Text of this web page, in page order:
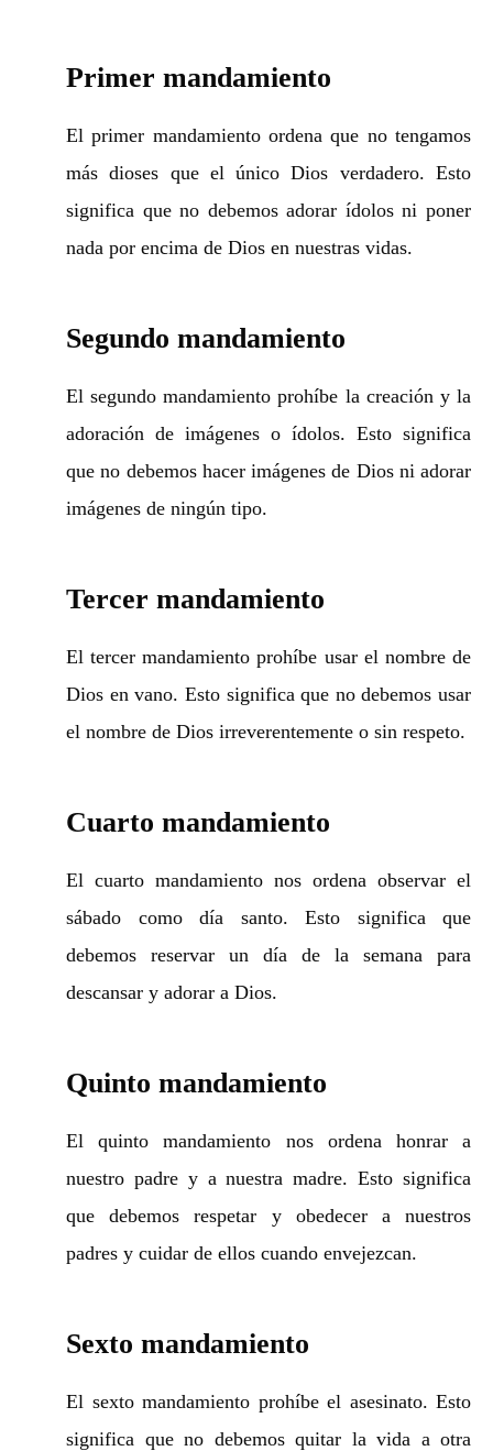
Primer mandamiento
El primer mandamiento ordena que no tengamos
más dioses que el único Dios verdadero. Esto
significa que no debemos adorar ídolos ni poner
nada por encima de Dios en nuestras vidas.
Segundo mandamiento
El segundo mandamiento prohíbe la creación y la
adoración de imágenes o ídolos. Esto significa
que no debemos hacer imágenes de Dios ni adorar
imágenes de ningún tipo.
Tercer mandamiento
El tercer mandamiento prohíbe usar el nombre de
Dios en vano. Esto significa que no debemos usar
el nombre de Dios irreverentemente o sin respeto.
Cuarto mandamiento
El cuarto mandamiento nos ordena observar el
sábado como día santo. Esto significa que
debemos reservar un día de la semana para
descansar y adorar a Dios.
Quinto mandamiento
El quinto mandamiento nos ordena honrar a
nuestro padre y a nuestra madre. Esto significa
que debemos respetar y obedecer a nuestros
padres y cuidar de ellos cuando envejezcan.
Sexto mandamiento
El sexto mandamiento prohíbe el asesinato. Esto
significa que no debemos quitar la vida a otra